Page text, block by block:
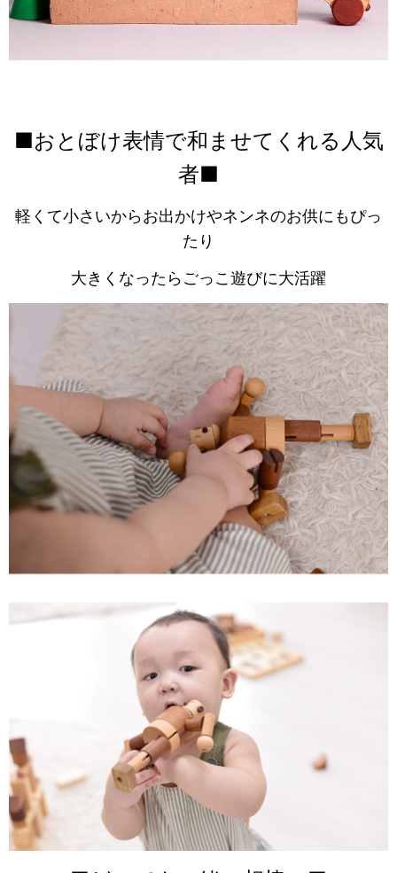
■おとぼけ表情で和ませてくれる人気
者■
軽くて小さいからお出かけやネンネのお供にもぴっ
たり
大きくなったらごっこ遊びに大活躍